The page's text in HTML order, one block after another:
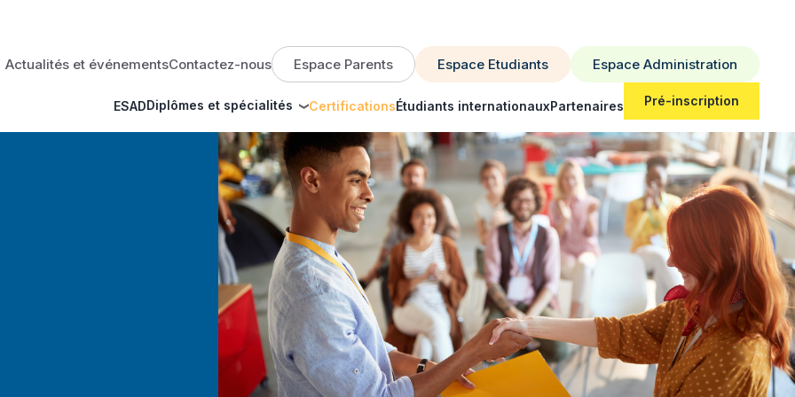
Actualités et événementsContactez-nous Espace Parents Espace Etudiants Espace Administration
ESADDiplômes et spécialités CertificationsÉtudiants internationauxPartenaires Pré-inscription